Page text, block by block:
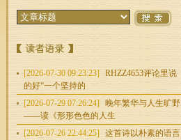
[2026-07-30 09:23:23]
RHZZ4653评论里说
的好“一个坚持的
[2026-07-29 07:26:24]
晚年繁华与人生旷野
——读《形形色色的人生
[2026-07-26 22:44:25]
这首诗以朴素的语言